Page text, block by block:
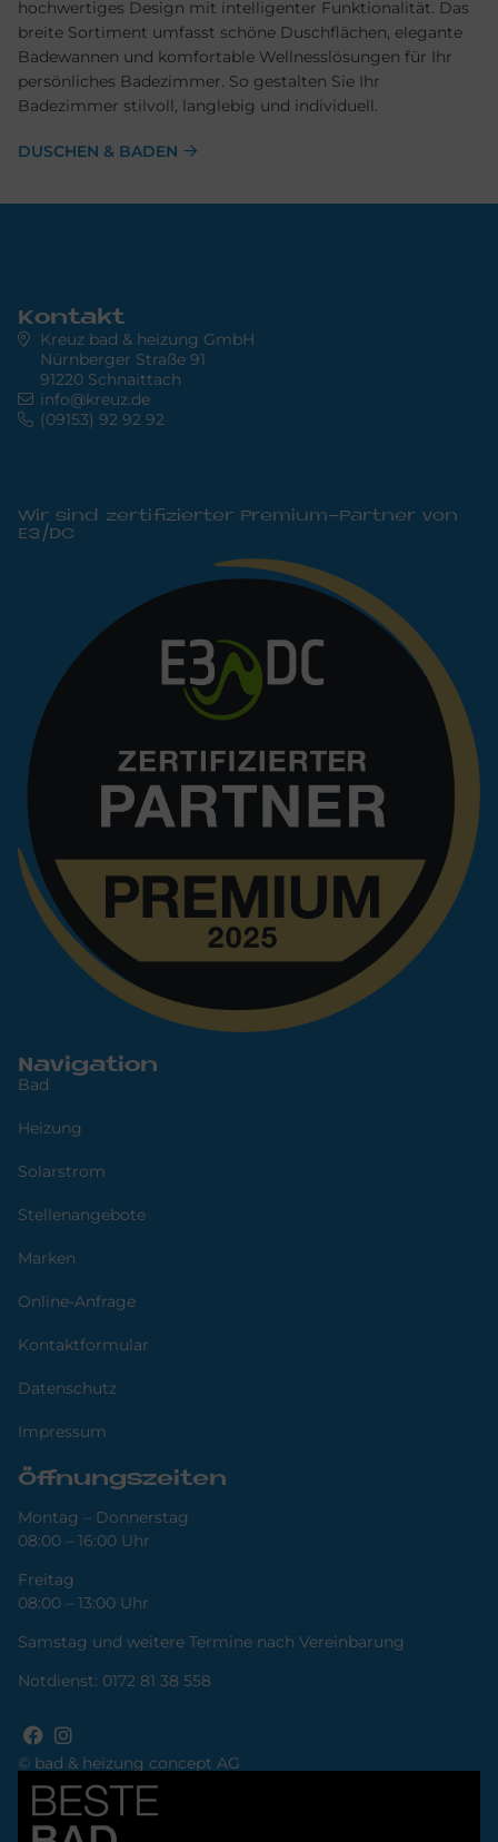
hochwertiges Design mit intelligenter Funktionalität. Das
breite Sortiment umfasst schöne Duschflächen, elegante
Badewannen und komfortable Wellnesslösungen für Ihr
persönliches Badezimmer. So gestalten Sie Ihr
Badezimmer stilvoll, langlebig und individuell.
DUSCHEN & BADEN
© bad & heizung concept AG
Kontakt
Kreuz bad & heizung GmbH
Nürnberger Straße 91
91220 Schnaittach
info@kreuz.de
(09153) 92 92 92
Wir sind zertifizierter Premium-Partner von
E3/DC
Navigation
Bad
Heizung
Solarstrom
Stellenangebote
Marken
Online-Anfrage
Kontaktformular
Datenschutz
Impressum
Öffnungszeiten
Montag – Donnerstag
08:00 – 16:00 Uhr
Freitag
08:00 – 13:00 Uhr
Samstag und weitere Termine nach Vereinbarung
Notdienst: 0172 81 38 558